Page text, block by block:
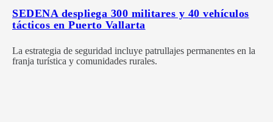
SEDENA despliega 300 militares y 40 vehículos
tácticos en Puerto Vallarta
La estrategia de seguridad incluye patrullajes permanentes en la
franja turística y comunidades rurales.